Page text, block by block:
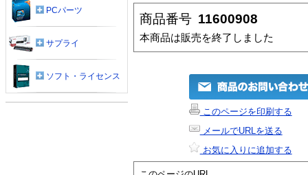
商品番号 11600908
本商品は販売を終了しました
このページを印刷する
メールでURLを送る
お気に入りに追加する
PCパーツ
サプライ
ソフト・ライセンス